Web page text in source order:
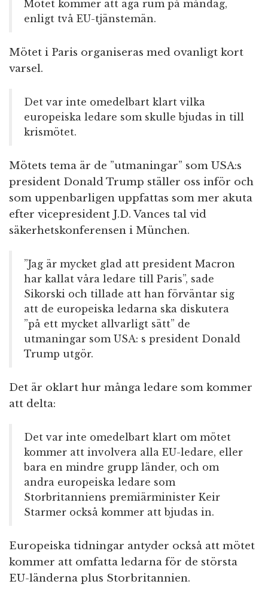
Mötet kommer att äga rum på måndag,
enligt två EU-tjänstemän.
Mötet i Paris organiseras med ovanligt kort
varsel.
Det var inte omedelbart klart vilka
europeiska ledare som skulle bjudas in till
krismötet.
Mötets tema är de ”utmaningar” som USA:s
president Donald Trump ställer oss inför och
som uppenbarligen uppfattas som mer akuta
efter vicepresident J.D. Vances tal vid
säkerhetskonferensen i München.
”Jag är mycket glad att president Macron
har kallat våra ledare till Paris”, sade
Sikorski och tillade att han förväntar sig
att de europeiska ledarna ska diskutera
”på ett mycket allvarligt sätt” de
utmaningar som USA: s president Donald
Trump utgör.
Det är oklart hur många ledare som kommer
att delta:
Det var inte omedelbart klart om mötet
kommer att involvera alla EU-ledare, eller
bara en mindre grupp länder, och om
andra europeiska ledare som
Storbritanniens premiärminister Keir
Starmer också kommer att bjudas in.
Europeiska tidningar antyder också att mötet
kommer att omfatta ledarna för de största
EU-länderna plus Storbritannien.